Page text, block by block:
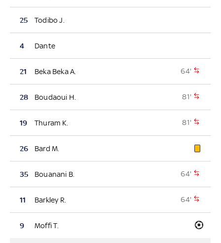
25 Todibo J.
4 Dante
21 Beka Beka A. 64'
28 Boudaoui H. 81'
19 Thuram K. 81'
26 Bard M.
35 Bouanani B. 64'
11 Barkley R. 64'
9 Moffi T.